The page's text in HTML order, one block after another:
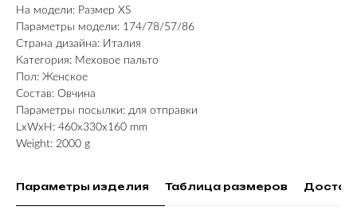
На модели: Размер XS
Параметры модели: 174/78/57/86
Страна дизайна: Италия
Категория: Меховое пальто
Пол: Женское
Состав: Овчина
Параметры посылки: для отправки
LxWxH: 460x330x160 mm
Weight: 2000 g
Параметры изделия Таблица размеров